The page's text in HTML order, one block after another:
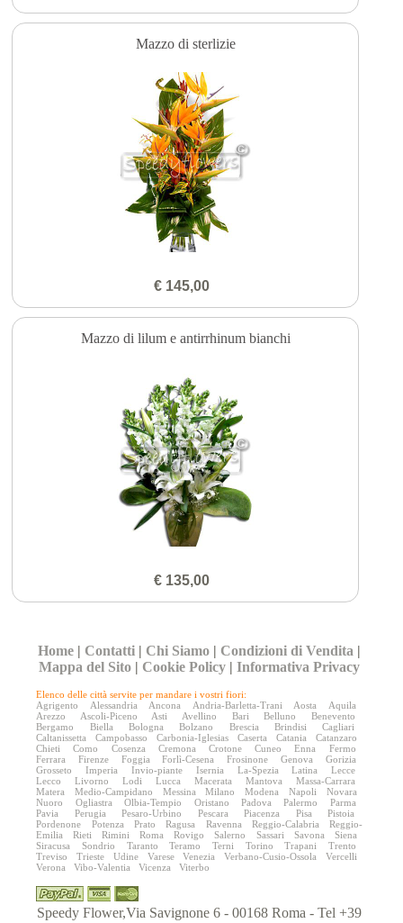
Mazzo di sterlizie
€ 145,00
Mazzo di lilum e antirrhinum bianchi
€ 135,00
Home | Contatti | Chi Siamo | Condizioni di Vendita |
Mappa del Sito | Cookie Policy |Informativa Privacy
Elenco delle città servite per mandare i vostri fiori:
Agrigento
Alessandria Ancona Andria-Barletta-Trani Aosta
Aquila
Arezzo
Ascoli-Piceno Asti Avellino Bari Belluno
Benevento
Bergamo
Biella Bologna Bolzano Brescia Brindisi
Cagliari
Caltanissetta
Campobasso Carbonia-Iglesias Caserta Catania
Catanzaro
Chieti
Como Cosenza Cremona Crotone Cuneo Enna
Fermo
Ferrara
Firenze Foggia Forlì-Cesena Frosinone Genova
Gorizia
Grosseto
Imperia Invio-piante Isernia La-Spezia Latina
Lecce
Lecco
Livorno Lodi Lucca Macerata Mantova
Massa-Carrara
Matera
Medio-Campidano Messina Milano Modena Napoli
Novara
Nuoro
Ogliastra Olbia-Tempio Oristano Padova Palermo
Parma
Pavia
Perugia Pesaro-Urbino Pescara Piacenza Pisa
Pistoia
Pordenone
Potenza Prato Ragusa Ravenna Reggio-Calabria
Reggio-
Emilia
Rieti Rimini Roma Rovigo Salerno Sassari Savona
Siena
Siracusa
Sondrio Taranto Teramo Terni Torino Trapani
Trento
Treviso
Trieste Udine Varese Venezia Verbano-Cusio-Ossola
Vercelli
Verona
Vibo-Valentia Vicenza Viterbo
Speedy Flower,Via Savignone 6 - 00168 Roma - Tel +39